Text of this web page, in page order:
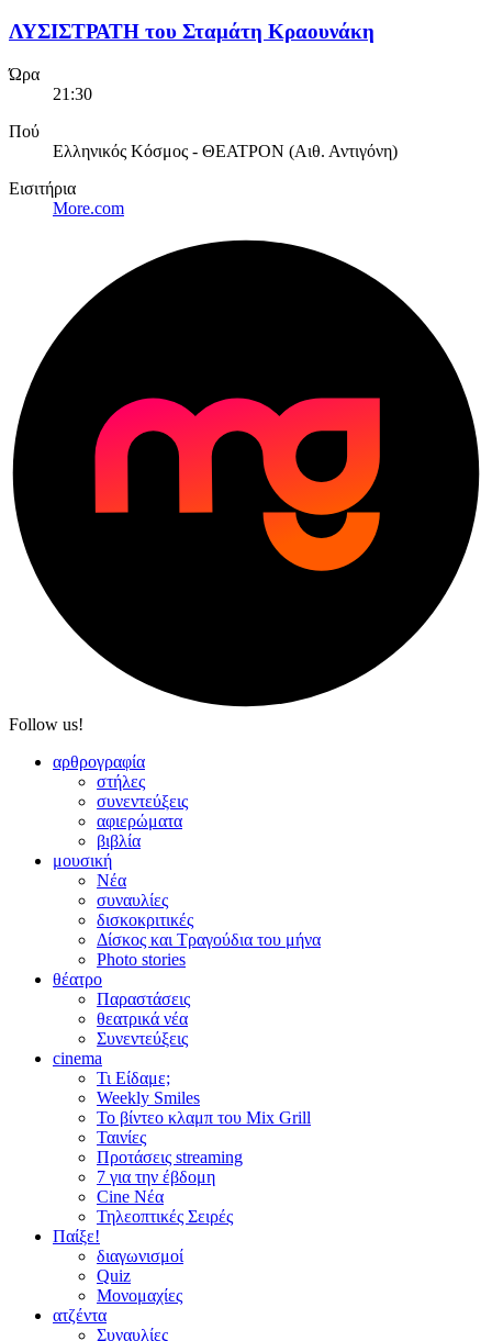
ΛΥΣΙΣΤΡΑΤΗ του Σταμάτη Κραουνάκη
Ώρα
21:30
Πού
Ελληνικός Κόσμος - ΘΕΑΤΡΟΝ (Αιθ. Αντιγόνη)
Εισιτήρια
More.com
Follow us!
αρθρογραφία
στήλες
συνεντεύξεις
αφιερώματα
βιβλία
μουσική
Νέα
συναυλίες
δισκοκριτικές
Δίσκος και Τραγούδια του μήνα
Photo stories
θέατρο
Παραστάσεις
θεατρικά νέα
Συνεντεύξεις
cinema
Τι Είδαμε;
Weekly Smiles
Το βίντεο κλαμπ του Mix Grill
Ταινίες
Προτάσεις streaming
7 για την έβδομη
Cine Νέα
Τηλεοπτικές Σειρές
Παίξε!
διαγωνισμοί
Quiz
Μονομαχίες
ατζέντα
Συναυλίες